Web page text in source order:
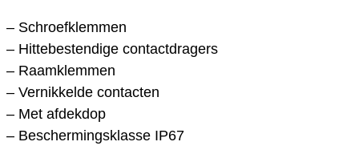
– Schroefklemmen
– Hittebestendige contactdragers
– Raamklemmen
– Vernikkelde contacten
– Met afdekdop
– Beschermingsklasse IP67